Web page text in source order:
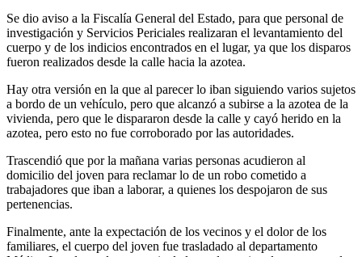
Se dio aviso a la Fiscalía General del Estado, para que personal de
investigación y Servicios Periciales realizaran el levantamiento del
cuerpo y de los indicios encontrados en el lugar, ya que los disparos
fueron realizados desde la calle hacia la azotea.
Hay otra versión en la que al parecer lo iban siguiendo varios sujetos
a bordo de un vehículo, pero que alcanzó a subirse a la azotea de la
vivienda, pero que le dispararon desde la calle y cayó herido en la
azotea, pero esto no fue corroborado por las autoridades.
Trascendió que por la mañana varias personas acudieron al
domicilio del joven para reclamar lo de un robo cometido a
trabajadores que iban a laborar, a quienes los despojaron de sus
pertenencias.
Finalmente, ante la expectación de los vecinos y el dolor de los
familiares, el cuerpo del joven fue trasladado al departamento